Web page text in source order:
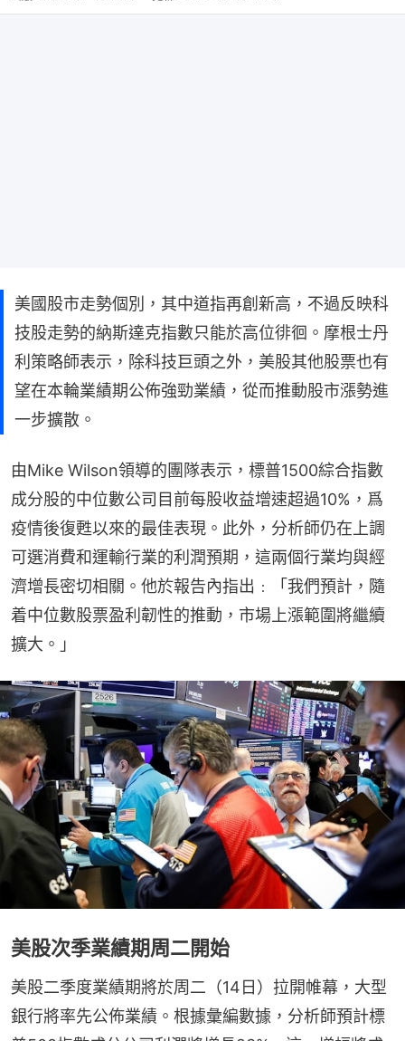
美國股市走勢個別，其中道指再創新高，不過反映科
技股走勢的納斯達克指數只能於高位徘徊。摩根士丹
利策略師表示，除科技巨頭之外，美股其他股票也有
望在本輪業績期公佈強勁業績，從而推動股市漲勢進
一步擴散。
由Mike Wilson領導的團隊表示，標普1500綜合指數
成分股的中位數公司目前每股收益增速超過10%，爲
疫情後復甦以來的最佳表現。此外，分析師仍在上調
可選消費和運輸行業的利潤預期，這兩個行業均與經
濟增長密切相關。他於報告內指出﹕「我們預計，隨
着中位數股票盈利韌性的推動，市場上漲範圍將繼續
擴大。」
美股次季業績期周二開始
美股二季度業績期將於周二（14日）拉開帷幕，大型
銀行將率先公佈業績。根據彙編數據，分析師預計標